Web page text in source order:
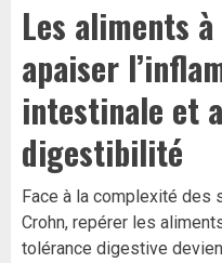
Les aliments
apaiser
intestinale et
digestibilité
Face à la complexité des
Crohn, repérer les
tolérance digestive